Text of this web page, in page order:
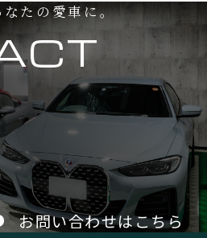
たの愛車に。
お問い合わせはこちら